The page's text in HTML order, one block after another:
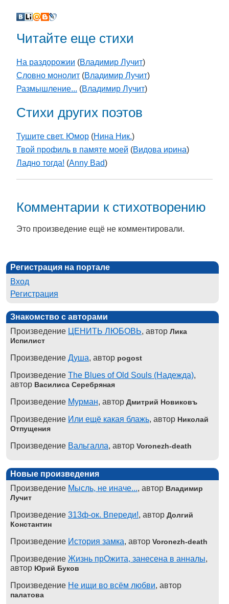
Читайте еще стихи
На раздорожии (Владимир Лучит)
Словно монолит (Владимир Лучит)
Размышление... (Владимир Лучит)
Стихи других поэтов
Тушите свет. Юмор (Нина Ник.)
Твой профиль в памяте моей (Видова ирина)
Ладно тогда! (Anny Bad)
Комментарии к стихотворению
Это произведение ещё не комментировали.
Регистрация на портале
Вход
Регистрация
Знакомство с авторами
Произведение ЦЕНИТЬ ЛЮБОВЬ, автор Лика
Испилист
Произведение Душа, автор pogost
Произведение The Blues of Old Souls (Надежда),
автор Василиса Серебряная
Произведение Мурман, автор Дмитрий Новиковъ
Произведение Или ещё какая блажь, автор Николай
Отпущения
Произведение Вальгалла, автор Voronezh-death
Новые произведения
Произведение Мысль, не иначе..., автор Владимир
Лучит
Произведение 313ф-ок. Впереди!, автор Долгий
Константин
Произведение История замка, автор Voronezh-death
Произведение Жизнь прОжита, занесена в анналы,
автор Юрий Буков
Произведение Не ищи во всём любви, автор
палатова